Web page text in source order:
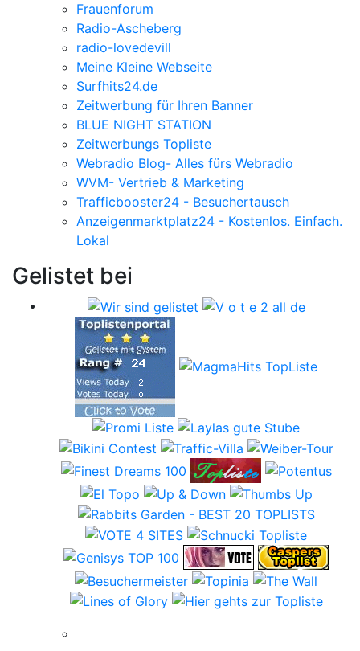
Frauenforum
Radio-Ascheberg
radio-lovedevill
Meine Kleine Webseite
Surfhits24.de
Zeitwerbung für Ihren Banner
BLUE NIGHT STATION
Zeitwerbungs Topliste
Webradio Blog- Alles fürs Webradio
WVM- Vertrieb & Marketing
Trafficbooster24 - Besuchertausch
Anzeigenmarktplatz24 - Kostenlos. Einfach.
Lokal
Gelistet bei